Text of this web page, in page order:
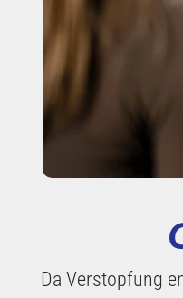
Da Verstopfung